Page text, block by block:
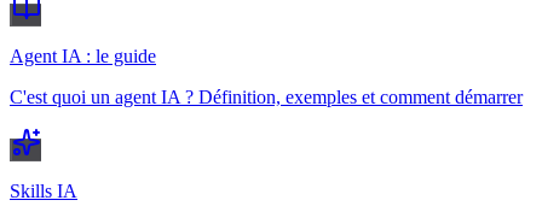
Agent IA : le guide
C'est quoi un agent IA ? Définition, exemples et comment démarrer
Skills IA